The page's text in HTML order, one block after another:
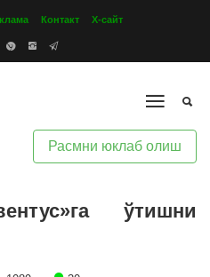
Контакт Х-сайт
Расмни юклаб олиш
ўтишни